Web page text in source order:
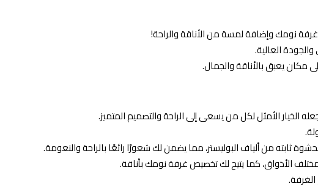
غرفة نومك وإضافة لمسة من الأناقة والراحة!
العالية.
مكان يعبق بالأناقة والجمال.
الأمثل لكل من يسعى إلى الراحة والتصميم المتميز.
ثابته من ألياف البوليستر، مما يضمن لك شعورًا رائعًا بالراحة والنعومة.
الأذواق، كما يتيح لك تخصيص غرفة نومك بأناقة.